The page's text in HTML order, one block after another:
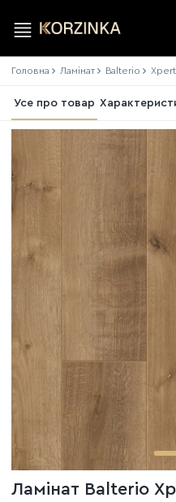
Головна Ламінат Balterio
Усе про товар
Ламінат Balterio